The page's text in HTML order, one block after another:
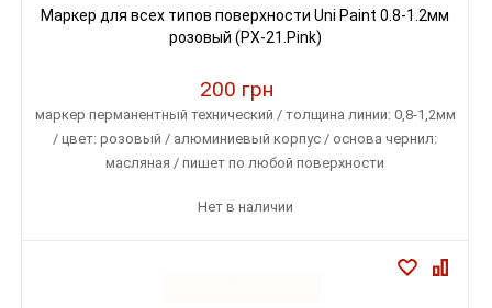
Маркер для всех типов поверхности Uni Paint 0.8-1.2мм
розовый (PX-21.Pink)
200 грн
маркер перманентный технический / толщина линии: 0,8-1,2мм
/ цвет: розовый / алюминиевый корпус / основа чернил:
масляная / пишет по любой поверхности
Нет в наличии